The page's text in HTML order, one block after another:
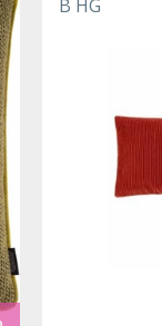
B HG